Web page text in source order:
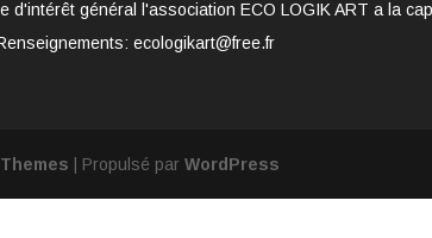
d'intérêt général l'association ECO LOGIK ART a la
ecologikart@free.fr
| Propulsé parWordPress